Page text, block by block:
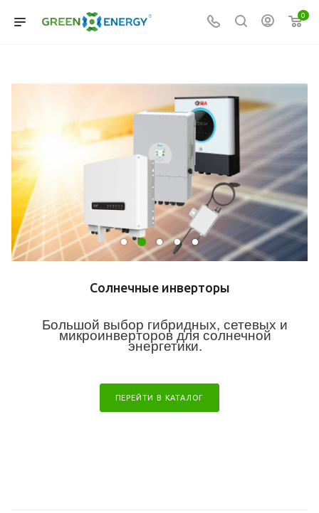
0
Солнечные инверторы
Большой выбор гибридных, сетевых и
микроинверторов для солнечной
энергетики.
ПЕРЕЙТИ В КАТАЛОГ